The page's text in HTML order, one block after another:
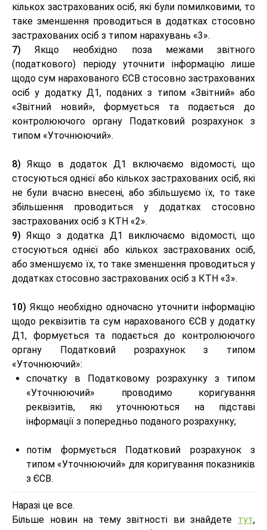
кількох застрахованих осіб, які були помилковими, то
таке зменшення проводиться в додатках стосовно
застрахованих осіб з типом нарахувань «3».
7) Якщо необхідно поза межами звітного
(податкового) періоду уточнити інформацію лише
щодо сум нарахованого ЄСВ стосовно застрахованих
осіб у додатку Д1, поданих з типом «Звітний» або
«Звітний новий», формується та подається до
контролюючого органу Податковий розрахунок з
типом «Уточнюючий».
8)Якщо в додаток Д1 включаємо відомості, що
стосуються однієї або кількох застрахованих осіб, які
не були вчасно внесені, або збільшуємо їх, то таке
збільшення проводиться у додатках стосовно
застрахованих осіб з КТН «2».
9) Якщо з додатка Д1 виключаємо відомості, що
стосуються однієї або кількох застрахованих осіб,
або зменшуємо їх, то таке зменшення проводиться у
додатках стосовно застрахованих осіб з КТН «3».
10) Якщо необхідно одночасно уточнити інформацію
щодо реквізитів та сум нарахованого ЄСВ у додатку
Д1, формується та подається до контролюючого
органу Податковий розрахунок з типом
«Уточнюючий»:
спочатку в Податковому розрахунку з типом
«Уточнюючий» проводимо коригування
реквізитів, які уточнюються на підставі
інформації з попередньо поданого розрахунку;
потім формується Податковий розрахунок з
типом «Уточнюючий» для коригування показників
з ЄСВ.
Наразі це все.
Більше новин на тему звітності ви знайдете тут,